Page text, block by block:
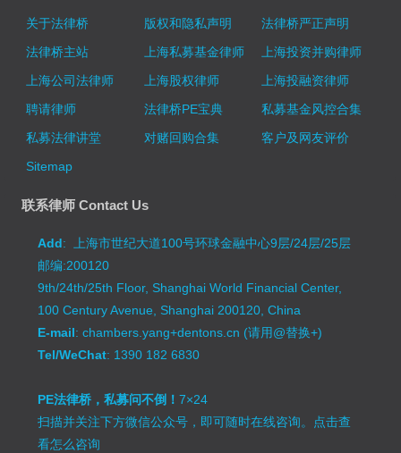
关于法律桥 版权和隐私声明
法律桥严正声明
法律桥主站
上海私募基金律师
上海投资并购律师
上海公司法律师
上海股权律师
上海投融资律师
聘请律师
法律桥PE宝典
私募基金风控合集
私募法律讲堂
对赌回购合集
客户及网友评价
Sitemap
联系律师 Contact Us
Add: 上海市世纪大道100号环球金融中心9层/24层/25层
邮编:200120
9th/24th/25th Floor, Shanghai World Financial Center,
100 Century Avenue, Shanghai 200120, China
E-mail: chambers.yang+dentons.cn (请用@替换+)
Tel/WeChat: 1390 182 6830
PE法律桥，私募问不倒！7×24
扫描并关注下方微信公众号，即可随时在线咨询。 点击查
看怎么咨询